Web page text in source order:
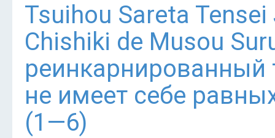
Tsuihou Sareta
Chishiki de Musou
не имеет себе
(1—6)